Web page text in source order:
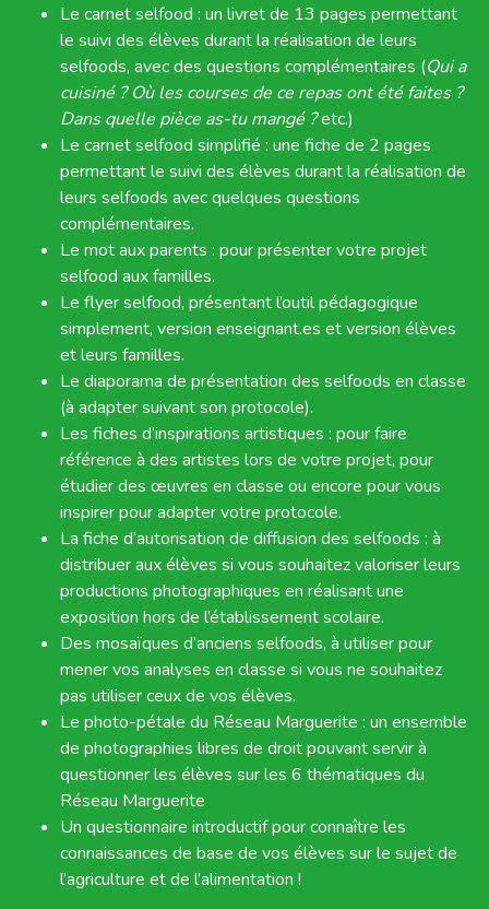
Le carnet selfood : un livret de 13 pages permettant
le suivi des élèves durant la réalisation de leurs
selfoods, avec des questions complémentaires (Qui a
cuisiné ? Où les courses de ce repas ont été faites ?
Dans quelle pièce as-tu mangé ?etc.)
Le carnet selfood simplifié : une fiche de 2 pages
permettant le suivi des élèves durant la réalisation de
leurs selfoods avec quelques questions
complémentaires.
Le mot aux parents : pour présenter votre projet
selfood aux familles.
Le flyer selfood, présentant l’outil pédagogique
simplement, version enseignant.es et version élèves
et leurs familles.
Le diaporama de présentation des selfoods en classe
(à adapter suivant son protocole).
Les fiches d’inspirations artistiques : pour faire
référence à des artistes lors de votre projet, pour
étudier des œuvres en classe ou encore pour vous
inspirer pour adapter votre protocole.
La fiche d’autorisation de diffusion des selfoods : à
distribuer aux élèves si vous souhaitez valoriser leurs
productions photographiques en réalisant une
exposition hors de l’établissement scolaire.
Des mosaïques d’anciens selfoods, à utiliser pour
mener vos analyses en classe si vous ne souhaitez
pas utiliser ceux de vos élèves.
Le photo-pétale du Réseau Marguerite : un ensemble
de photographies libres de droit pouvant servir à
questionner les élèves sur les 6 thématiques du
Réseau Marguerite
Un questionnaire introductif pour connaître les
connaissances de base de vos élèves sur le sujet de
l’agriculture et de l’alimentation !